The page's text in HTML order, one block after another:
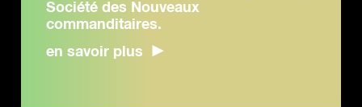
Société des Nouveaux
commanditaires.
en savoir plus